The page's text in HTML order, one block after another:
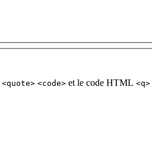
<quote> <code> et le code HTML <q>